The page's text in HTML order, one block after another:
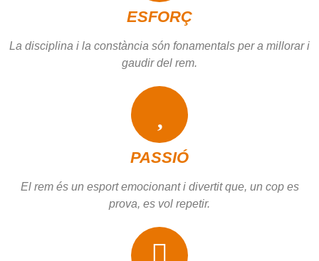
ESFORÇ
La disciplina i la constància són fonamentals per a millorar i
gaudir del rem.
PASSIÓ
El rem és un esport emocionant i divertit que, un cop es
prova, es vol repetir.